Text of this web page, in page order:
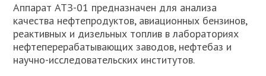
Аппарат АТЗ-01 предназначен для анализа
качества нефтепродуктов, авиационных бензинов,
реактивных и дизельных топлив в лабораториях
нефтеперерабатывающих заводов, нефтебаз и
научно-исследовательских институтов.